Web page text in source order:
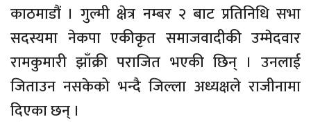
काठमाडौं । गुल्मी क्षेत्र नम्बर २ बाट प्रतिनिधि सभा
सदस्यमा नेकपा एकीकृत समाजवादीकी उम्मेदवार
रामकुमारी झाँक्री पराजित भएकी छिन् । उनलाई
जिताउन नसकेको भन्दै जिल्ला अध्यक्षले राजीनामा
दिएका छन् ।